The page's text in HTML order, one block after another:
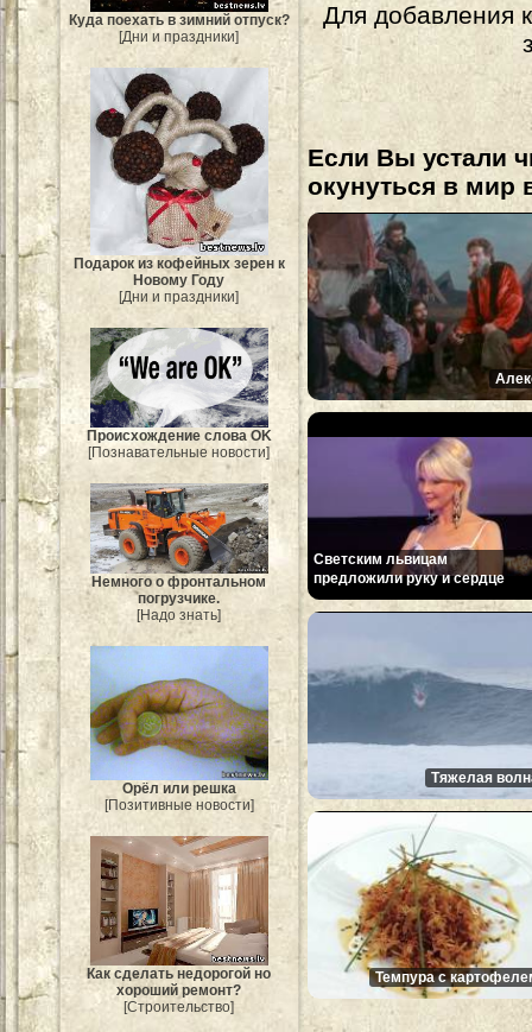
Куда поехать в зимний отпуск?
[Дни и праздники]
Подарок из кофейных зерен к
Новому Году
[Дни и праздники]
Происхождение слова OK
[Познавательные новости]
Немного о фронтальном
погрузчике.
[Надо знать]
Орёл или решка
[Позитивные новости]
Как сделать недорогой но
хороший ремонт?
[Строительство]
Для добавления
Если Вы устали
окунуться в мир
Cветским львицам
предложили руку и сердце
Тяжелая
Темпура с